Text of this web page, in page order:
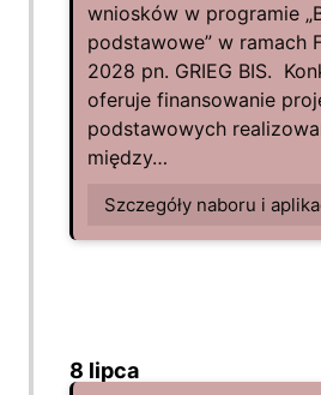
wniosków w programie
podstawowe” w ramach
2028 pn. GRIEG BIS.
oferuje finansowanie
podstawowych
między…
Szczegóły naboru i
8 lipca